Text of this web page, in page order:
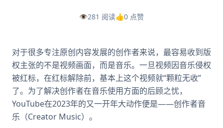
👁️281 阅读👍0 点赞
对于很多专注原创内容发展的创作者来说，最容易收到版
权主张的不是视频画面，而是音乐。一旦视频因音乐侵权
被红标，在红标解除前，基本上这个视频就“颗粒无收”
了。为了解决创作者在音乐使用方面的后顾之忧，
YouTube在2023年的又一开年大动作便是——创作者音
乐（Creator Music）。